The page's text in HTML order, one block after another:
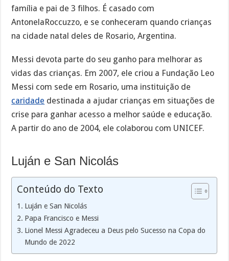
família e pai de 3 filhos. É casado com
AntonelaRoccuzzo, e se conheceram quando crianças
na cidade natal deles de Rosario, Argentina.
Messi devota parte do seu ganho para melhorar as
vidas das crianças. Em 2007, ele criou a Fundação Leo
Messi com sede em Rosario, uma instituição de
caridade destinada a ajudar crianças em situações de
crise para ganhar acesso a melhor saúde e educação.
A partir do ano de 2004, ele colaborou com UNICEF.
Luján e San Nicolás
Conteúdo do Texto
Luján e San Nicolás
Papa Francisco e Messi
Lionel Messi Agradeceu a Deus pelo Sucesso na Copa do
Mundo de 2022